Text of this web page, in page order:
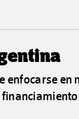
enfocarse en